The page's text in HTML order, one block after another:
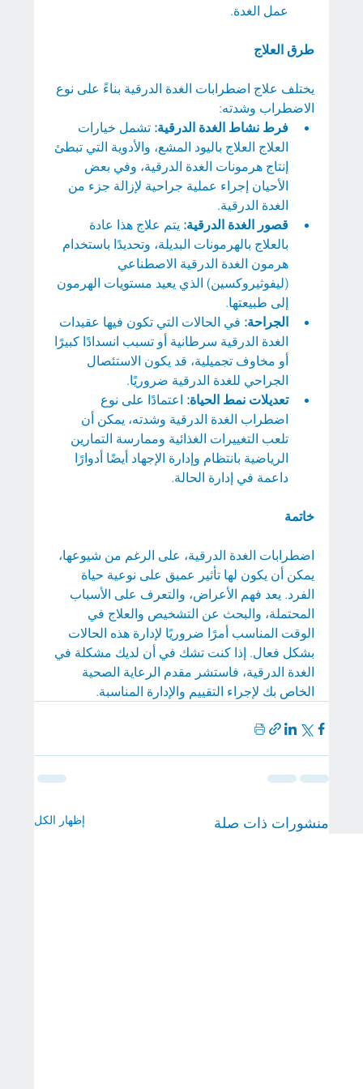
عمل الغدة.
طرق العلاج
يختلف علاج اضطرابات الغدة الدرقية بناءً على نوع
الاضطراب وشدته:
فرط نشاط الغدة الدرقية: تشمل خيارات
العلاج العلاج باليود المشع، والأدوية التي تبطئ
إنتاج هرمونات الغدة الدرقية، وفي بعض
الأحيان إجراء عملية جراحية لإزالة جزء من
الغدة الدرقية.
قصور الغدة الدرقية: يتم علاج هذا عادة
بالعلاج بالهرمونات البديلة، وتحديدًا باستخدام
هرمون الغدة الدرقية الاصطناعي
(ليفوثيروكسين) الذي يعيد مستويات الهرمون
إلى طبيعتها.
الجراحة: في الحالات التي تكون فيها عقيدات
الغدة الدرقية سرطانية أو تسبب انسدادًا كبيرًا
أو مخاوف تجميلية، قد يكون الاستئصال
الجراحي للغدة الدرقية ضروريًا.
تعديلات نمط الحياة: اعتمادًا على نوع
اضطراب الغدة الدرقية وشدته، يمكن أن
تلعب التغييرات الغذائية وممارسة التمارين
الرياضية بانتظام وإدارة الإجهاد أيضًا أدوارًا
داعمة في إدارة الحالة.
خاتمة
اضطرابات الغدة الدرقية، على الرغم من شيوعها،
يمكن أن يكون لها تأثير عميق على نوعية حياة
الفرد. يعد فهم الأعراض، والتعرف على الأسباب
المحتملة، والبحث عن التشخيص والعلاج في
الوقت المناسب أمرًا ضروريًا لإدارة هذه الحالات
بشكل فعال. إذا كنت تشك في أن لديك مشكلة في
الغدة الدرقية، فاستشر مقدم الرعاية الصحية
الخاص بك لإجراء التقييم والإدارة المناسبة.
منشورات ذات صلة إظهار الكل